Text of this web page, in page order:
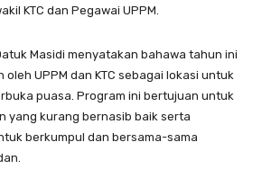
KTC dan Pegawai UPPM.
Masidi menyatakan bahawa tahun ini
oleh UPPM dan KTC sebagai lokasi untuk
puasa. Program ini bertujuan untuk
yang kurang bernasib baik serta
berkumpul dan bersama-sama